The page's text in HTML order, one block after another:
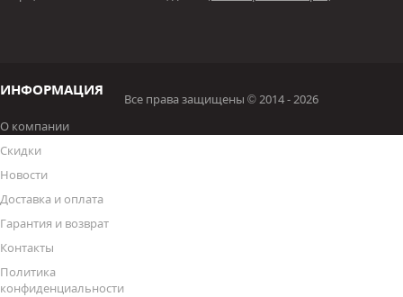
ИНФОРМАЦИЯ
О компании
Скидки
Новости
Доставка и оплата
Гарантия и возврат
Контакты
Политика
конфиденциальности
Все права защищены © 2014 - 2026